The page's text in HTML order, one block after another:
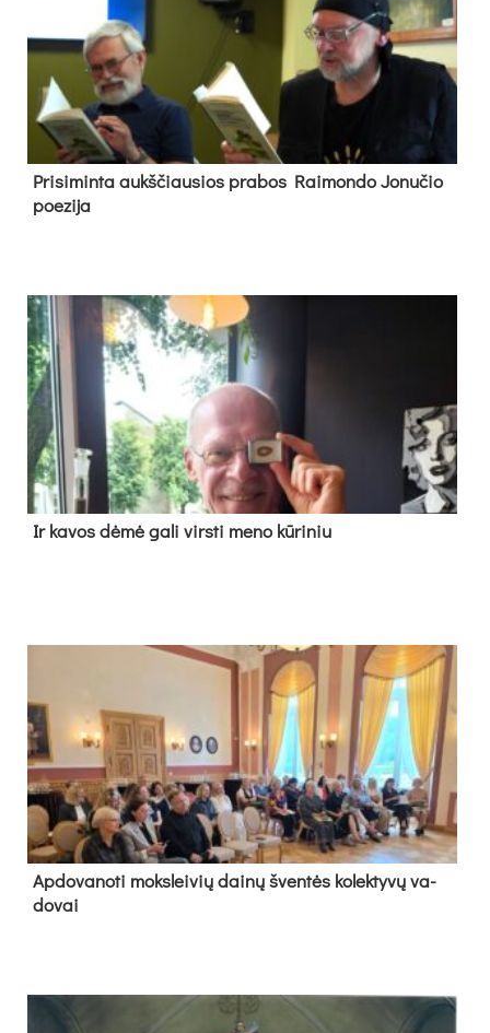
Pri­si­min­ta aukš­čiau­sios pra­bos Rai­mon­do Jo­nu­čio
poe­zi­ja
Ir ka­vos dė­mė ga­li virs­ti me­no kū­ri­niu
Ap­do­va­no­ti moks­lei­vių dai­nų šven­tės ko­lek­ty­vų va­
do­vai